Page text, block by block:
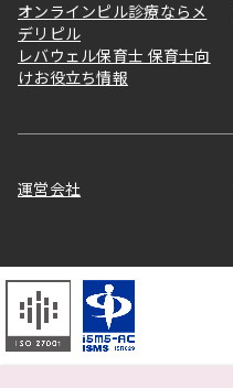
オンラインピル診療ならメ
デリピル
レバウェル保育士 保育士向
けお役立ち情報
運営会社